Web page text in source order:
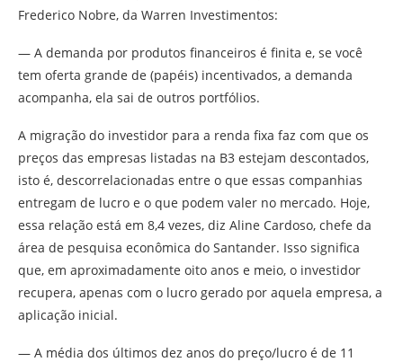
Frederico Nobre, da Warren Investimentos:
— A demanda por produtos financeiros é finita e, se você
tem oferta grande de (papéis) incentivados, a demanda
acompanha, ela sai de outros portfólios.
A migração do investidor para a renda fixa faz com que os
preços das empresas listadas na B3 estejam descontados,
isto é, descorrelacionadas entre o que essas companhias
entregam de lucro e o que podem valer no mercado. Hoje,
essa relação está em 8,4 vezes, diz Aline Cardoso, chefe da
área de pesquisa econômica do Santander. Isso significa
que, em aproximadamente oito anos e meio, o investidor
recupera, apenas com o lucro gerado por aquela empresa, a
aplicação inicial.
— A média dos últimos dez anos do preço/lucro é de 11